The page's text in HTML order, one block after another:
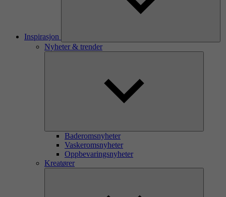
Inspirasjon
Nyheter & trender
Baderomsnyheter
Vaskeromsnyheter
Oppbevaringsnyheter
Kreatører